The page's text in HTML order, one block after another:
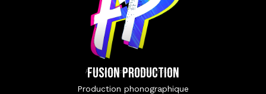
FUSION PRODUCTION
Production phonographique